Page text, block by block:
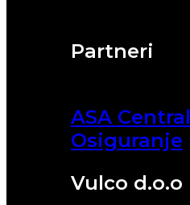
Partneri
ASA Central
Osiguranje
Vulco d.o.o